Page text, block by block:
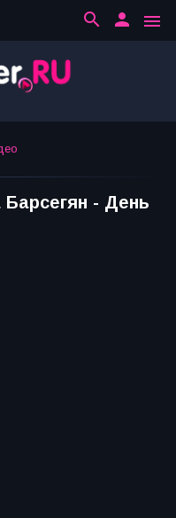
menu
person
search
- День